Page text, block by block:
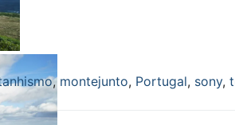
, montejunto, Portugal, sony,